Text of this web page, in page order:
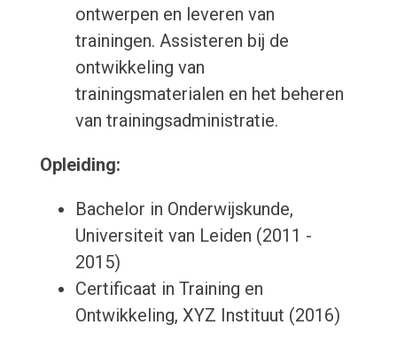
ontwerpen en leveren van
trainingen. Assisteren bij de
ontwikkeling van
trainingsmaterialen en het beheren
van trainingsadministratie.
Opleiding:
Bachelor in Onderwijskunde,
Universiteit van Leiden (2011 -
2015)
Certificaat in Training en
Ontwikkeling, XYZ Instituut (2016)